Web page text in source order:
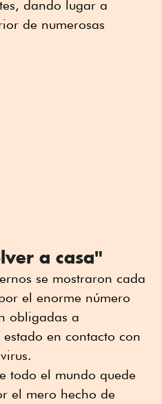
dando lugar a
de numerosas
a casa"
se mostraron cada
el enorme número
obligadas a
en contacto con
todo el mundo quede
el mero hecho de